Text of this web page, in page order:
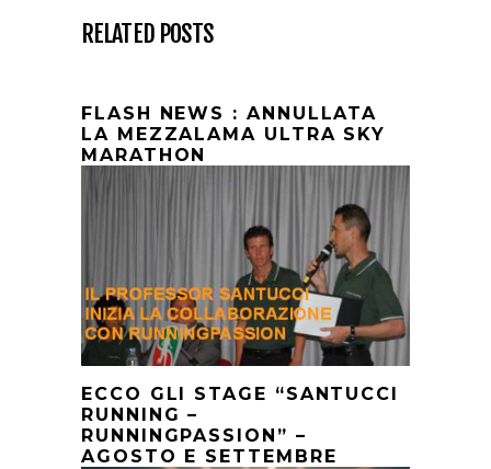
RELATED POSTS
FLASH NEWS : ANNULLATA
LA MEZZALAMA ULTRA SKY
MARATHON
ECCO GLI STAGE “SANTUCCI
RUNNING –
RUNNINGPASSION” –
AGOSTO E SETTEMBRE